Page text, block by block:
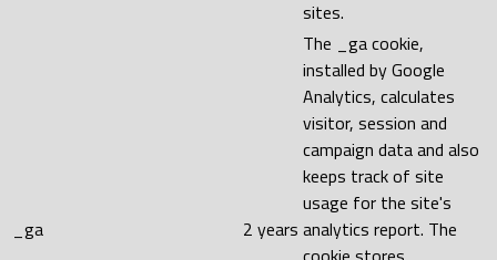
sites.
_ga 2 years
The _ga cookie,
installed by Google
Analytics, calculates
visitor, session and
campaign data and also
keeps track of site
usage for the site's
analytics report. The